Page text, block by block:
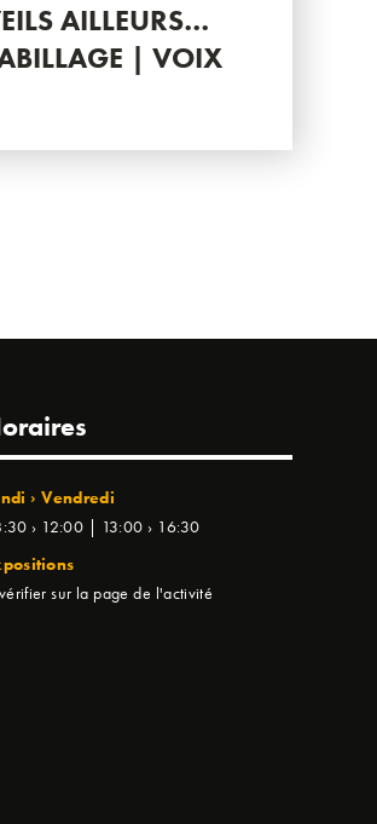
AILLEURS…
| VOIX
› Vendredi
› 12:00 | 13:00 › 16:30
sur la page de l'activité